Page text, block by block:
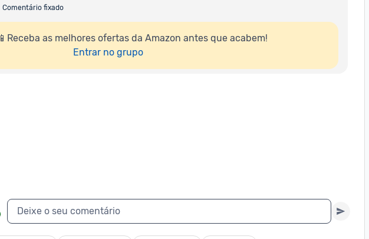
Comentário fixado
📱Receba as melhores ofertas da Amazon antes que acabem!
Entrar no grupo
Deixe o seu comentário